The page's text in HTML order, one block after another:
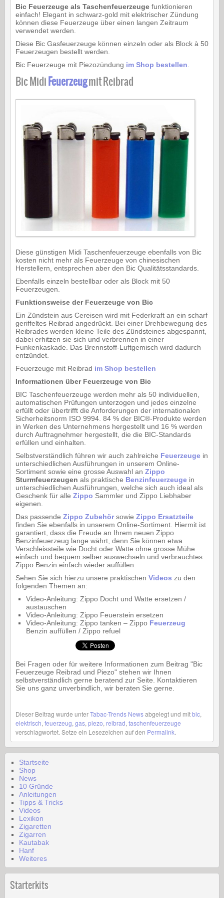
Bic Feuerzeuge als Taschenfeuerzeugefunktionieren
einfach! Elegant in schwarz-gold mit elektrischer Zündung
können diese Feuerzeuge über einen langen Zeitraum
verwendet werden.
Diese Bic Gasfeuerzeuge können einzeln oder als Block à 50
Feuerzeugen bestellt werden.
Bic Feuerzeuge mit Piezozündung im Shop bestellen
Bic MidiFeuerzeugmit Reibrad
Diese günstigen Midi Taschenfeuerzeuge ebenfalls von Bic
kosten nicht mehr als Feuerzeuge von chinesischen
Herstellern, entsprechen aber den Bic Qualitätsstandards.
Ebenfalls einzeln bestellbar oder als Block mit 50
Feuerzeugen.
Funktionsweise der Feuerzeuge von Bic
Ein Zündstein aus Cereisen wird mit Federkraft an ein scharf
geriffeltes Reibrad angedrückt. Bei einer Drehbewegung des
Reibrades werden kleine Teile des Zündsteines abgespannt,
dabei erhitzen sie sich und verbrennen in einer
Funkenkaskade. Das Brennstoff-Luftgemisch wird dadurch
entzündet.
Feuerzeuge mit Reibrad im Shop bestellen
Informationen über Feuerzeuge von Bic
BIC Taschenfeuerzeuge werden mehr als 50 individuellen,
automatischen Prüfungen unterzogen und jedes einzelne
erfüllt oder übertrifft die Anforderungen der internationalen
Sicherheitsnorm ISO 9994. 84 % der BIC®-Produkte werden
in Werken des Unternehmens hergestellt und 16 % werden
durch Auftragnehmer hergestellt, die die BIC-Standards
erfüllen und einhalten.
Selbstverständlich führen wir auch zahlreiche Feuerzeugein
unterschiedlichen Ausführungen in unserem Online-
Sortiment sowie eine grosse Auswahl an Zippo
Sturmfeuerzeugen als praktische Benzinfeuerzeugein
unterschiedlichen Ausführungen, welche sich auch ideal als
Geschenk für alle Zippo Sammler und Zippo Liebhaber
eigenen.
Das passende Zippo Zubehörsowie Zippo Ersatzteile
finden Sie ebenfalls in unserem Online-Sortiment. Hiermit ist
garantiert, dass die Freude an Ihrem neuen Zippo
Benzinfeuerzeug lange währt, denn Sie können etwa
Verschleissteile wie Docht oder Watte ohne grosse Mühe
einfach und bequem selber auswechseln und verbrauchtes
Zippo Benzin einfach wieder auffüllen.
Sehen Sie sich hierzu unsere praktischen Videos zu den
folgenden Themen an:
Video-Anleitung: Zippo Docht und Watte ersetzen /
austauschen
Video-Anleitung: Zippo Feuerstein ersetzen
Video-Anleitung: Zippo tanken – Zippo Feuerzeug
Benzin auffüllen / Zippo refuel
Bei Fragen oder für weitere Informationen zum Beitrag "Bic
Feuerzeuge Reibrad und Piezo" stehen wir Ihnen
selbstverständlich gerne beratend zur Seite. Kontaktieren
Sie uns ganz unverbindlich, wir beraten Sie gerne.
Dieser Beitrag wurde unterTabac-Trends Newsabgelegt und mitbic,
elektrisch, feuerzeug, gas, piezo, reibrad, taschenfeuerzeuge
verschlagwortet. Setze ein Lesezeichen auf den Permalink.
Startseite
Shop
News
10 Gründe
Anleitungen
Tipps & Tricks
Videos
Lexikon
Zigaretten
Zigarren
Kautabak
Hanf
Weiteres
Starterkits